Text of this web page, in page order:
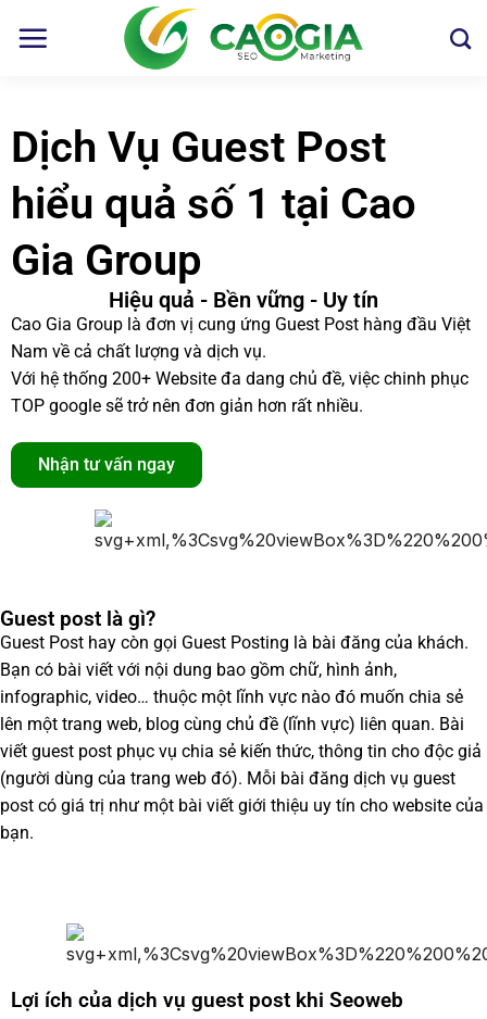
Dịch Vụ Guest Post
hiểu quả số 1 tại Cao
Gia Group
Hiệu quả - Bền vững - Uy tín
Cao Gia Group là đơn vị cung ứng Guest Post hàng đầu Việt
Nam về cả chất lượng và dịch vụ.
Với hệ thống 200+ Website đa dang chủ đề, việc chinh phục
TOP google sẽ trở nên đơn giản hơn rất nhiều.
Nhận tư vấn ngay
Guest post là gì?
Guest Post hay còn gọi Guest Posting là bài đăng của khách.
Bạn có bài viết với nội dung bao gồm chữ, hình ảnh,
infographic, video… thuộc một lĩnh vực nào đó muốn chia sẻ
lên một trang web, blog cùng chủ đề (lĩnh vực) liên quan. Bài
viết guest post phục vụ chia sẻ kiến thức, thông tin cho độc giả
(người dùng của trang web đó). Mỗi bài đăng dịch vụ guest
post có giá trị như một bài viết giới thiệu uy tín cho website của
bạn.
Lợi ích của dịch vụ guest post khi Seoweb